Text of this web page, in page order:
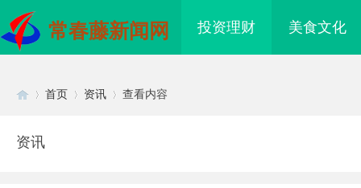
常春藤新闻网 投资理财 美食文化
首页 资讯 查看内容
资讯